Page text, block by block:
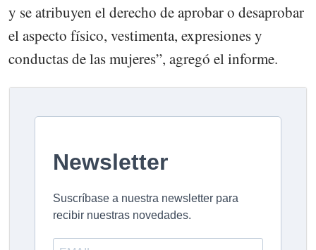
y se atribuyen el derecho de aprobar o desaprobar
el aspecto físico, vestimenta, expresiones y
conductas de las mujeres”, agregó el informe.